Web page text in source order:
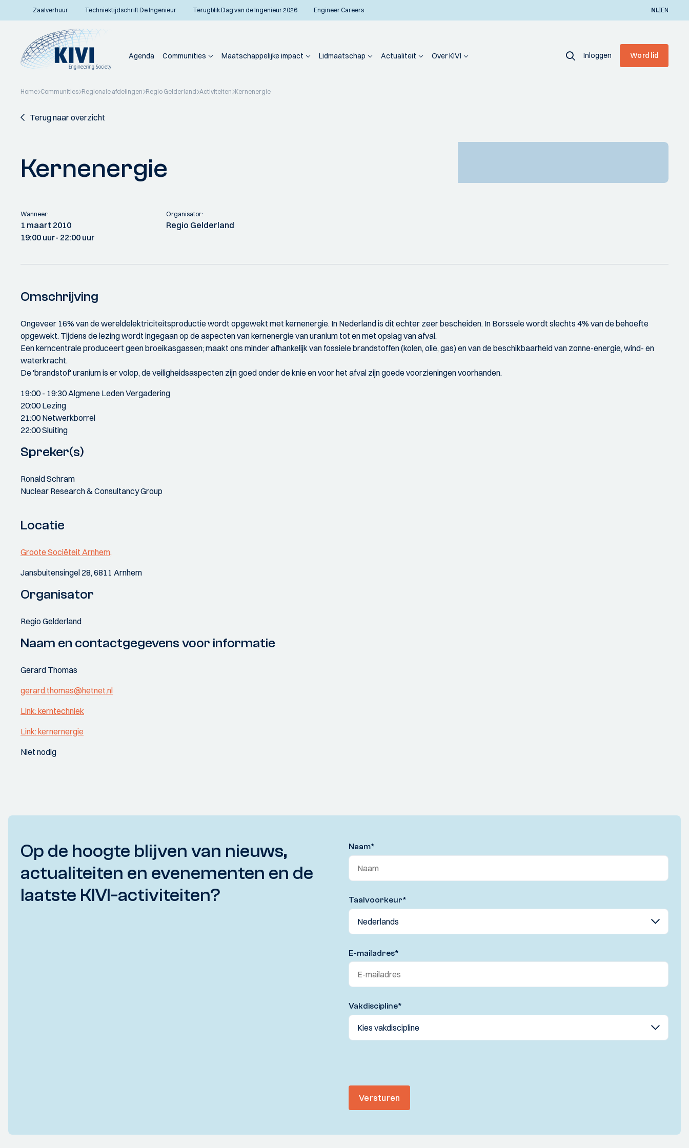
Zaalverhuur Techniektijdschrift De Ingenieur Terugblik Dag van de Ingenieur 2026 Engineer Careers NL|EN
Agenda Communities Maatschappelijke impact Lidmaatschap Actualiteit Over KIVI Inloggen Word lid
Home Communities Regionale afdelingen Regio Gelderland Activiteiten Kernenergie
Terug naar overzicht
Kernenergie
Wanneer:
1 maart 2010
19:00 uur- 22:00 uur
Organisator:
Regio Gelderland
Omschrijving
Ongeveer 16% van de wereldelektriciteitsproductie wordt opgewekt met kernenergie. In Nederland is dit echter zeer bescheiden. In Borssele wordt slechts 4% van de behoefte
opgewekt. Tijdens de lezing wordt ingegaan op de aspecten van kernenergie van uranium tot en met opslag van afval.
Een kerncentrale produceert geen broeikasgassen; maakt ons minder afhankelijk van fossiele brandstoffen (kolen, olie, gas) en van de beschikbaarheid van zonne-energie, wind- en
waterkracht.
De 'brandstof' uranium is er volop, de veiligheidsaspecten zijn goed onder de knie en voor het afval zijn goede voorzieningen voorhanden.
19:00 - 19:30 Algmene Leden Vergadering
20:00 Lezing
21:00 Netwerkborrel
22:00 Sluiting
Spreker(s)
Ronald Schram
Nuclear Research & Consultancy Group
Locatie
Groote Sociëteit Arnhem,
Jansbuitensingel 28, 6811 Arnhem
Organisator
Regio Gelderland
Naam en contactgegevens voor informatie
Gerard Thomas
gerard.thomas@hetnet.nl
Link: kerntechniek
Link: kernernergie
Niet nodig
Op de hoogte blijven van nieuws,
actualiteiten en evenementen en de
laatste KIVI-activiteiten?
Naam*
Taalvoorkeur*
E-mailadres*
Vakdiscipline*
Versturen